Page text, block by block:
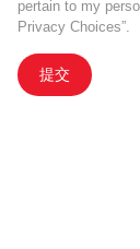
pertain to my
Privacy Choices”.
提交